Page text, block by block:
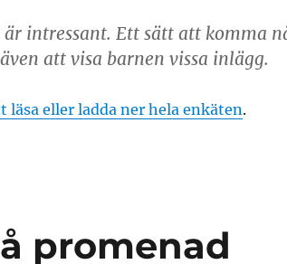
är intressant. Ett sätt att komma
att visa barnen vissa inlägg.
läsa eller ladda ner hela enkäten.
promenad